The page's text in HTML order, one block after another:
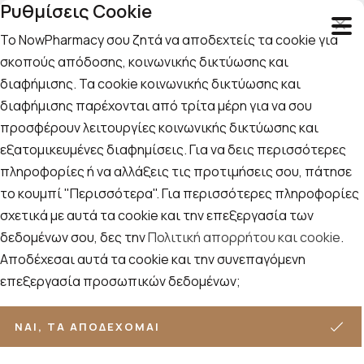
Αναζήτηση
Αρχική / Εταιρίες / Intermed / Intermed-Babyderm
Intermed-Babyderm
Ταξινόμηση
Προβολή
ΦΊΛΤΡΑ
9 ΠΡΟΪΌΝΤΑ
Ρυθμίσεις Cookie
Το NowPharmacy σου ζητά να αποδεχτείς τα cookie για
σκοπούς απόδοσης, κοινωνικής δικτύωσης και
διαφήμισης. Τα cookie κοινωνικής δικτύωσης και
διαφήμισης παρέχονται από τρίτα μέρη για να σου
προσφέρουν λειτουργίες κοινωνικής δικτύωσης και
εξατομικευμένες διαφημίσεις. Για να δεις περισσότερες
πληροφορίες ή να αλλάξεις τις προτιμήσεις σου, πάτησε
το κουμπί "Περισσότερα". Για περισσότερες πληροφορίες
σχετικά με αυτά τα cookie και την επεξεργασία των
δεδομένων σου, δες τηνΠολιτική απορρήτου και cookie.
Αποδέχεσαι αυτά τα cookie και την συνεπαγόμενη
επεξεργασία προσωπικών δεδομένων;
ΝΑΙ, ΤΑ ΑΠΟΔΈΧΟΜΑΙ